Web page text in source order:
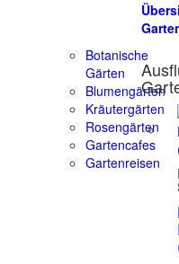
Botanische
Gärten
Blumengärten
Kräutergärten
Rosengärten
Gartencafes
Gartenreisen